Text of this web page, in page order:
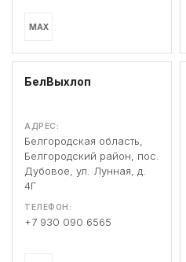
MAX
БелВыхлоп
АДРЕС:
Белгородская область,
Белгородский район, пос.
Дубовое, ул. Лунная, д.
4Г
ТЕЛЕФОН:
+7 930 090 6565